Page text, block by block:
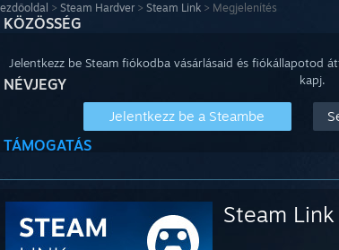
KÖZÖSSÉG
NÉVJEGY
TÁMOGATÁS
> Steam Hardver > Steam Link > Megjelenítés
Jelentkezz be Steam fiókodba vásárlásaid és fiókállapotod
kapj.
Jelentkezz be a Steambe
Steam Link